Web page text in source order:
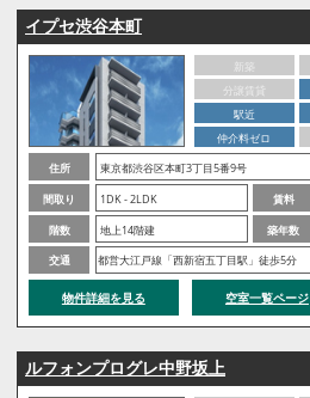
イプセ渋谷本町
新築
分譲賃貸
駅近
仲介料ゼロ
住所
東京都渋谷区本町3丁目5番9号
間取り
1DK - 2LDK 賃料
階数
地上14階建 築年数
交通
都営大江戸線「西新宿五丁目駅」徒歩5分
物件詳細を見る 空室一覧ページ
ルフォンプログレ中野坂上